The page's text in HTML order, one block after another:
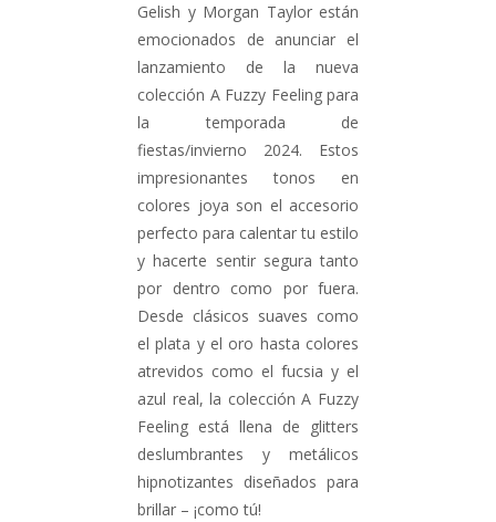
Gelish y Morgan Taylor están
emocionados de anunciar el
lanzamiento de la nueva
colección A Fuzzy Feeling para
la temporada de
fiestas/invierno 2024. Estos
impresionantes tonos en
colores joya son el accesorio
perfecto para calentar tu estilo
y hacerte sentir segura tanto
por dentro como por fuera.
Desde clásicos suaves como
el plata y el oro hasta colores
atrevidos como el fucsia y el
azul real, la colección A Fuzzy
Feeling está llena de glitters
deslumbrantes y metálicos
hipnotizantes diseñados para
brillar – ¡como tú!